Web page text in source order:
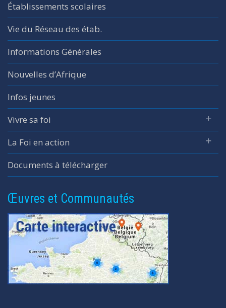
Établissements scolaires
Vie du Réseau des étab.
Informations Générales
Nouvelles d’Afrique
Infos jeunes
Vivre sa foi
La Foi en action
Documents à télécharger
Œuvres et Communautés